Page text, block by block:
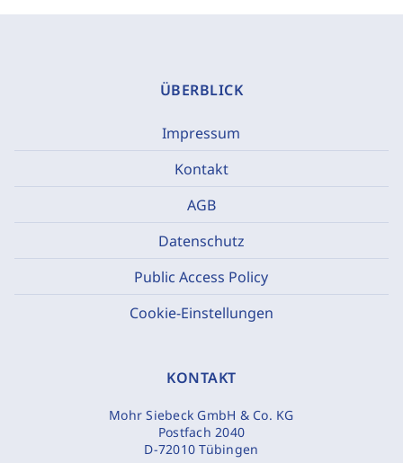
ÜBERBLICK
Impressum
Kontakt
AGB
Datenschutz
Public Access Policy
Cookie-Einstellungen
KONTAKT
Mohr Siebeck GmbH & Co. KG
Postfach 2040
D-72010 Tübingen